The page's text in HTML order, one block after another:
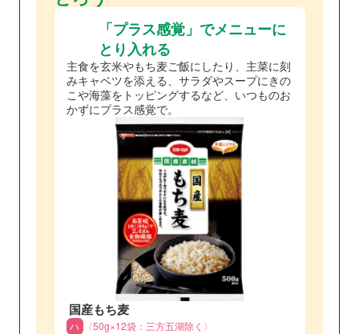
「プラス感覚」でメニューに
とり入れる
主食を玄米やもち麦ご飯にしたり、主菜に刻
みキャベツを添える、サラダやスープにきの
こや海藻をトッピングするなど、いつものお
かずにプラス感覚で。
国産もち麦
ハ 〈50g×12袋：三方五湖除く〉